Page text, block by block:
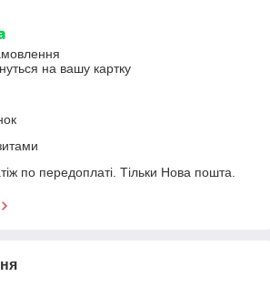
на вашу картку
по передоплаті. Тільки Нова пошта.